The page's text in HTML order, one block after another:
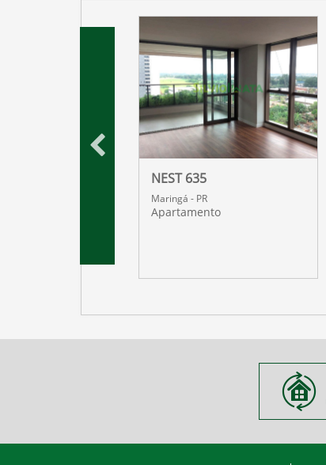
NEST 635
Maringá - PR
Apartamento